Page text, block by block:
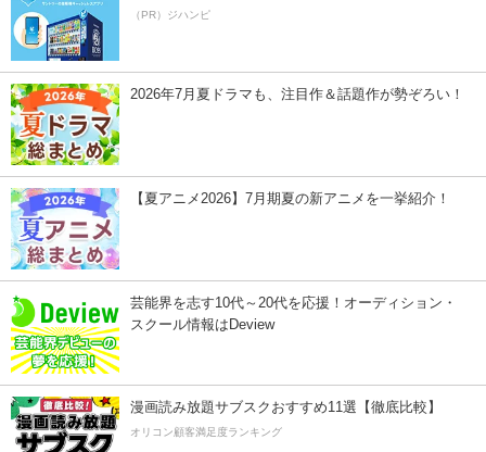
（PR）ジハンピ
2026年7月夏ドラマも、注目作＆話題作が勢ぞろい！
【夏アニメ2026】7月期夏の新アニメを一挙紹介！
芸能界を志す10代～20代を応援！オーディション・
スクール情報はDeview
漫画読み放題サブスクおすすめ11選【徹底比較】
オリコン顧客満足度ランキング